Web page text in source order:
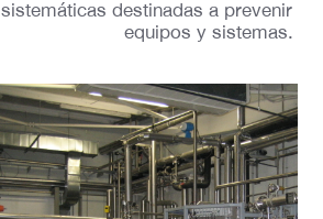
sistemáticas destinadas a prevenir
equipos y sistemas.